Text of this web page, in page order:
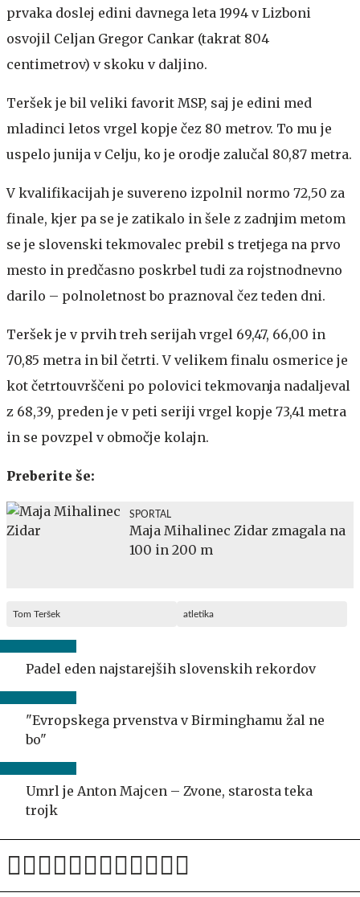
prvaka doslej edini davnega leta 1994 v Lizboni
osvojil Celjan Gregor Cankar (takrat 804
centimetrov) v skoku v daljino.
Teršek je bil veliki favorit MSP, saj je edini med
mladinci letos vrgel kopje čez 80 metrov. To mu je
uspelo junija v Celju, ko je orodje zalučal 80,87 metra.
V kvalifikacijah je suvereno izpolnil normo 72,50 za
finale, kjer pa se je zatikalo in šele z zadnjim metom
se je slovenski tekmovalec prebil s tretjega na prvo
mesto in predčasno poskrbel tudi za rojstnodnevno
darilo – polnoletnost bo praznoval čez teden dni.
Teršek je v prvih treh serijah vrgel 69,47, 66,00 in
70,85 metra in bil četrti. V velikem finalu osmerice je
kot četrtouvrščeni po polovici tekmovanja nadaljeval
z 68,39, preden je v peti seriji vrgel kopje 73,41 metra
in se povzpel v območje kolajn.
Preberite še:
SPORTAL
Maja Mihalinec Zidar zmagala na
100 in 200 m
Tom Teršek atletika
Padel eden najstarejših slovenskih rekordov
"Evropskega prvenstva v Birminghamu žal ne
bo"
Umrl je Anton Majcen – Zvone, starosta teka
trojk